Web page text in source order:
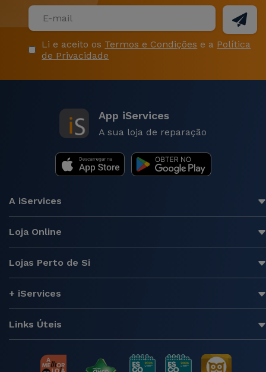
Li e aceito os Termos e Condições e a Política
de Privacidade
App iServices
A sua loja de reparação
A iServices
Loja Online
Lojas Perto de Si
+ iServices
Links Úteis